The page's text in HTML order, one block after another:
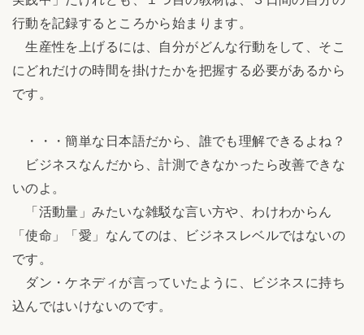
行動を記録するところから始まります。
生産性を上げるには、自分がどんな行動をして、そこ
にどれだけの時間を掛けたかを把握する必要があるから
です。
・・・簡単な日本語だから、誰でも理解できるよね？
ビジネスなんだから、計測できなかったら改善できな
いのよ。
「活動量」みたいな雑駁な言い方や、わけわからん
「使命」「愛」なんてのは、ビジネスレベルではないの
です。
ダン・ケネディが言っていたように、ビジネスに持ち
込んではいけないのです。